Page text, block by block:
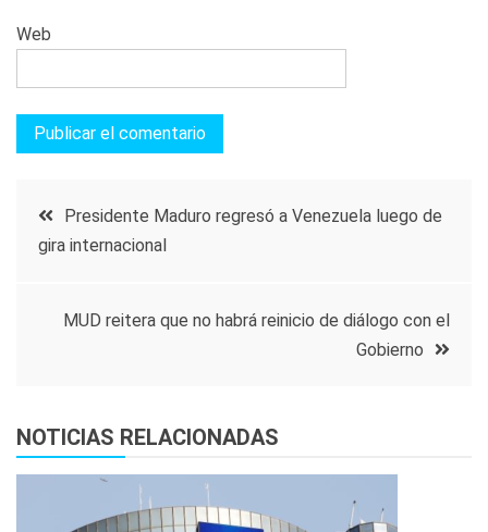
Web
Navegación
de
entradas
Presidente Maduro regresó a Venezuela luego de
gira internacional
MUD reitera que no habrá reinicio de diálogo con el
Gobierno
NOTICIAS RELACIONADAS